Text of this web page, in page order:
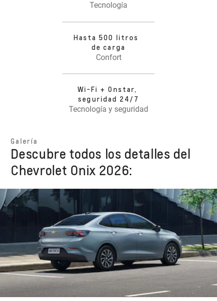
Tecnología
Hasta 500 litros
de carga
Confort
Wi-Fi + Onstar,
seguridad 24/7
Tecnología y seguridad
Galería
Descubre todos los detalles del
Chevrolet Onix 2026: